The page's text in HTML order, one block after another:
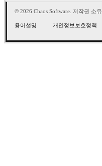
© 2026 Chaos Software. 저작권 소유.
용어설명 개인정보보호정책